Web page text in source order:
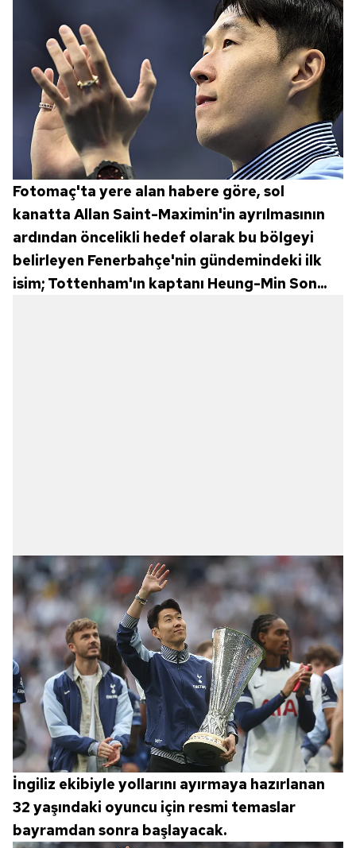
Fotomaç'ta yere alan habere göre, sol
kanatta Allan Saint-Maximin'in ayrılmasının
ardından öncelikli hedef olarak bu bölgeyi
belirleyen Fenerbahçe'nin gündemindeki ilk
isim; Tottenham'ın kaptanı Heung-Min Son...
İngiliz ekibiyle yollarını ayırmaya hazırlanan
32 yaşındaki oyuncu için resmi temaslar
bayramdan sonra başlayacak.